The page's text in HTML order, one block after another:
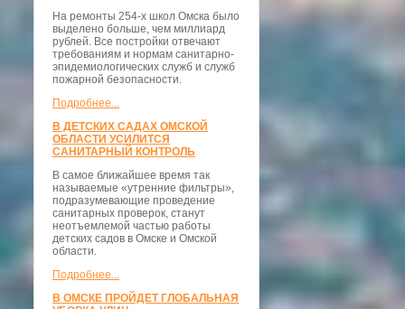
На ремонты 254-х школ Омска было
выделено больше, чем миллиард
рублей. Все постройки отвечают
требованиям и нормам санитарно-
эпидемиологических служб и служб
пожарной безопасности.
Подробнее...
В ДЕТСКИХ САДАХ ОМСКОЙ
ОБЛАСТИ УСИЛИТСЯ
САНИТАРНЫЙ КОНТРОЛЬ
В самое ближайшее время так
называемые «утренние фильтры»,
подразумевающие проведение
санитарных проверок, станут
неотъемлемой частью работы
детских садов в Омске и Омской
области.
Подробнее...
В ОМСКЕ ПРОЙДЕТ ГЛОБАЛЬНАЯ